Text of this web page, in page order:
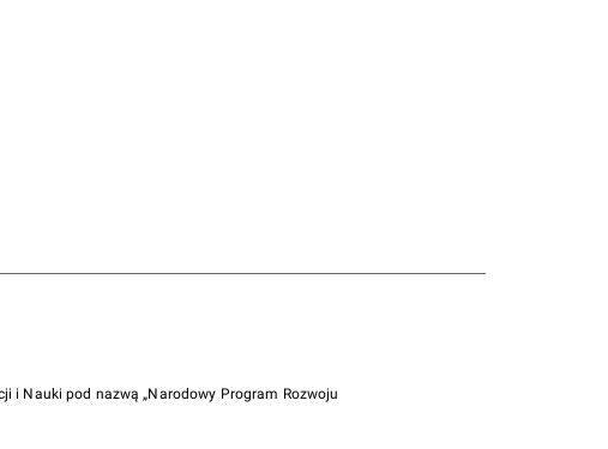
i Nauki pod nazwą „Narodowy Program Rozwoju